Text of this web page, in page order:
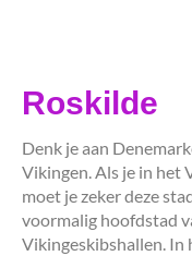
Roskilde
Denk je aan
Vikingen. Als je in het
moet je zeker deze
voormalig hoofdstad
Vikingeskibshallen. In